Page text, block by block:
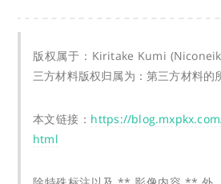
版权属于：Kiritake Kumi
三方材料版权归属为：第三方材料的
本文链接： https://
html